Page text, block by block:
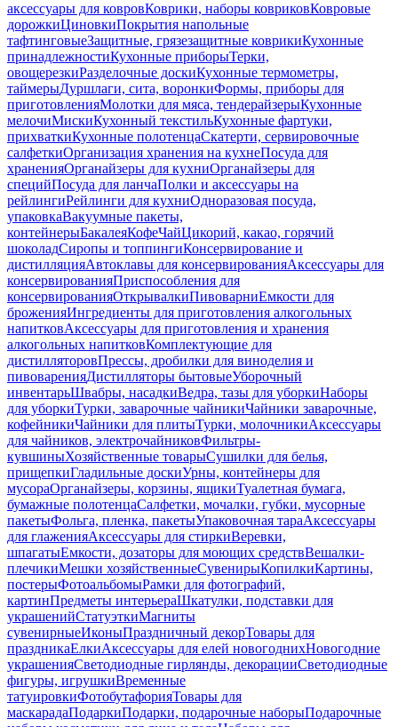
аксессуары для ковровКоврики, наборы ковриковКовровые
дорожкиЦиновкиПокрытия напольные
тафтинговыеЗащитные, грязезащитные коврикиКухонные
принадлежностиКухонные приборыТерки,
овощерезкиРазделочные доскиКухонные термометры,
таймерыДуршлаги, сита, воронкиФормы, приборы для
приготовленияМолотки для мяса, тендерайзерыКухонные
мелочиМискиКухонный текстильКухонные фартуки,
прихваткиКухонные полотенцаСкатерти, сервировочные
салфеткиОрганизация хранения на кухнеПосуда для
храненияОрганайзеры для кухниОрганайзеры для
специйПосуда для ланчаПолки и аксессуары на
рейлингиРейлинги для кухниОдноразовая посуда,
упаковкаВакуумные пакеты,
контейнерыБакалеяКофеЧайЦикорий, какао, горячий
шоколадСиропы и топпингиКонсервирование и
дистилляцияАвтоклавы для консервированияАксессуары для
консервированияПриспособления для
консервированияОткрывалкиПивоварниЕмкости для
броженияИнгредиенты для приготовления алкогольных
напитковАксессуары для приготовления и хранения
алкогольных напитковКомплектующие для
дистилляторовПрессы, дробилки для виноделия и
пивоваренияДистилляторы бытовыеУборочный
инвентарьШвабры, насадкиВедра, тазы для уборкиНаборы
для уборкиТурки, заварочные чайникиЧайники заварочные,
кофейникиЧайники для плитыТурки, молочникиАксессуары
для чайников, электрочайниковФильтры-
кувшиныХозяйственные товарыСушилки для белья,
прищепкиГладильные доскиУрны, контейнеры для
мусораОрганайзеры, корзины, ящикиТуалетная бумага,
бумажные полотенцаСалфетки, мочалки, губки, мусорные
пакетыФольга, пленка, пакетыУпаковочная тараАксессуары
для глаженияАксессуары для стиркиВеревки,
шпагатыЕмкости, дозаторы для моющих средствВешалки-
плечикиМешки хозяйственныеСувенирыКопилкиКартины,
постерыФотоальбомыРамки для фотографий,
картинПредметы интерьераШкатулки, подставки для
украшенийСтатуэткиМагниты
сувенирныеИконыПраздничный декорТовары для
праздникаЕлкиАксессуары для елей новогоднихНовогодние
украшенияСветодиодные гирлянды, декорацииСветодиодные
фигуры, игрушкиВременные
татуировкиФотобутафорияТовары для
маскарадаПодаркиПодарки, подарочные наборыПодарочные